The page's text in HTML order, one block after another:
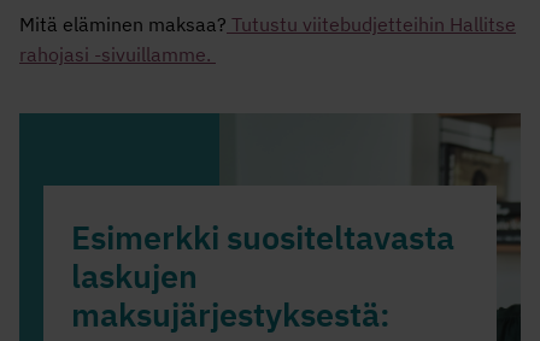
Mitä eläminen maksaa? Tutustu viitebudjetteihin Hallitse
rahojasi -sivuillamme.
Esimerkki suositeltavasta
laskujen
maksujärjestyksestä: